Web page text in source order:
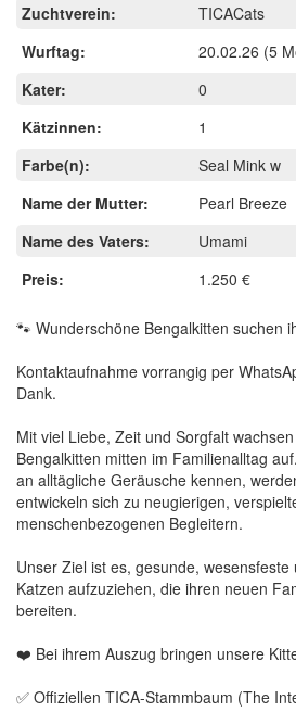
Zuchtverein:
TICACats
Wurftag:
20.02.26 (5
Kater:
0
Kätzinnen:
1
Farbe(n):
Seal Mink w
Name der Mutter:
Pearl Breeze
Name des Vaters:
Umami
Preis:
1.250 €
🐾 Wunderschöne Bengalkitten suchen
Kontaktaufnahme vorrangig per
Dank.
Mit viel Liebe, Zeit und Sorgfalt
Bengalkitten mitten im Familienalltag
an alltägliche Geräusche kennen,
entwickeln sich zu neugierigen,
menschenbezogenen Begleitern.
Unser Ziel ist es, gesunde, wesensfeste
Katzen aufzuziehen, die ihren neuen
bereiten.
❤️ Bei ihrem Auszug bringen unsere
✅ Offiziellen TICA-Stammbaum (The